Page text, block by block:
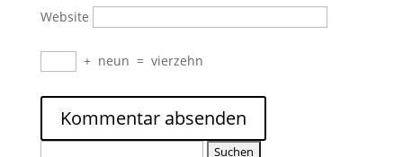
Website
+ neun = vierzehn